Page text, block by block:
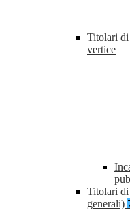
Titolari
vertice
Titolari
generali)